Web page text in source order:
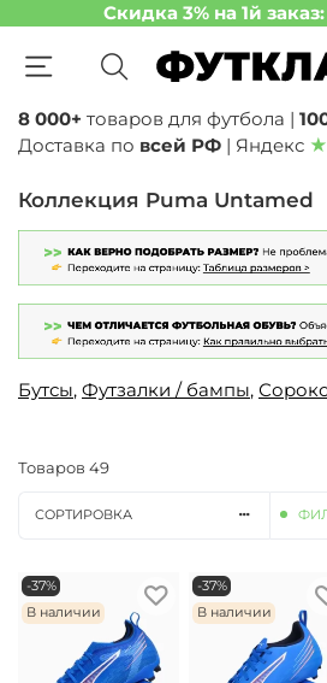
Скидка 3% на 1й заказ:
8 000+ товаров для футбола |
Доставка по всей РФ | Яндекс ★
Коллекция Puma Untamed
Бутсы, Футзалки / бампы,
Товаров 49
СОРТИРОВКА
-37%
В наличии
-37%
В наличии